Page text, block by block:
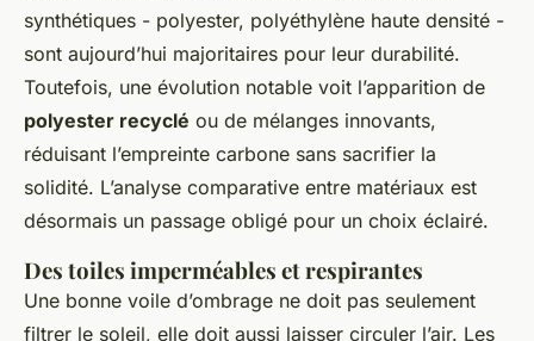
synthétiques - polyester, polyéthylène haute densité -
sont aujourd’hui majoritaires pour leur durabilité.
Toutefois, une évolution notable voit l’apparition de
polyester recyclé ou de mélanges innovants,
réduisant l’empreinte carbone sans sacrifier la
solidité. L’analyse comparative entre matériaux est
désormais un passage obligé pour un choix éclairé.
Des toiles imperméables et respirantes
Une bonne voile d’ombrage ne doit pas seulement
filtrer le soleil, elle doit aussi laisser circuler l’air. Les